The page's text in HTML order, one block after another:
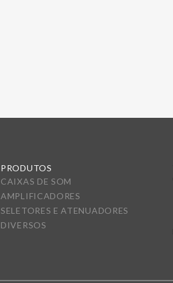
PRODUTOS
CAIXAS DE SOM
AMPLIFICADORES
SELETORES E ATENUADORES
DIVERSOS